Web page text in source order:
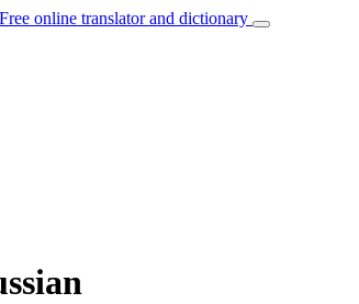
Free online translator and dictionary